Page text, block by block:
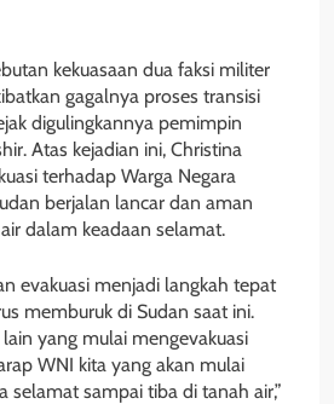
kekuasaan dua faksi militer
gagalnya proses transisi
digulingkannya pemimpin
Atas kejadian ini, Christina
terhadap Warga Negara
berjalan lancar dan aman
dalam keadaan selamat.
evakuasi menjadi langkah tepat
memburuk di Sudan saat ini.
yang mulai mengevakuasi
WNI kita yang akan mulai
selamat sampai tiba di tanah air,”